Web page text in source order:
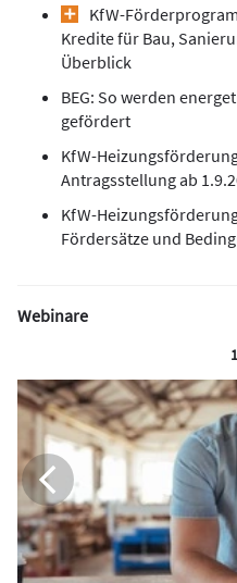
KfW-
Kredite für Bau,
Überblick
BEG: So werden
gefördert
KfW-
Antragsstellung ab
KfW-
Fördersätze und
Webinare